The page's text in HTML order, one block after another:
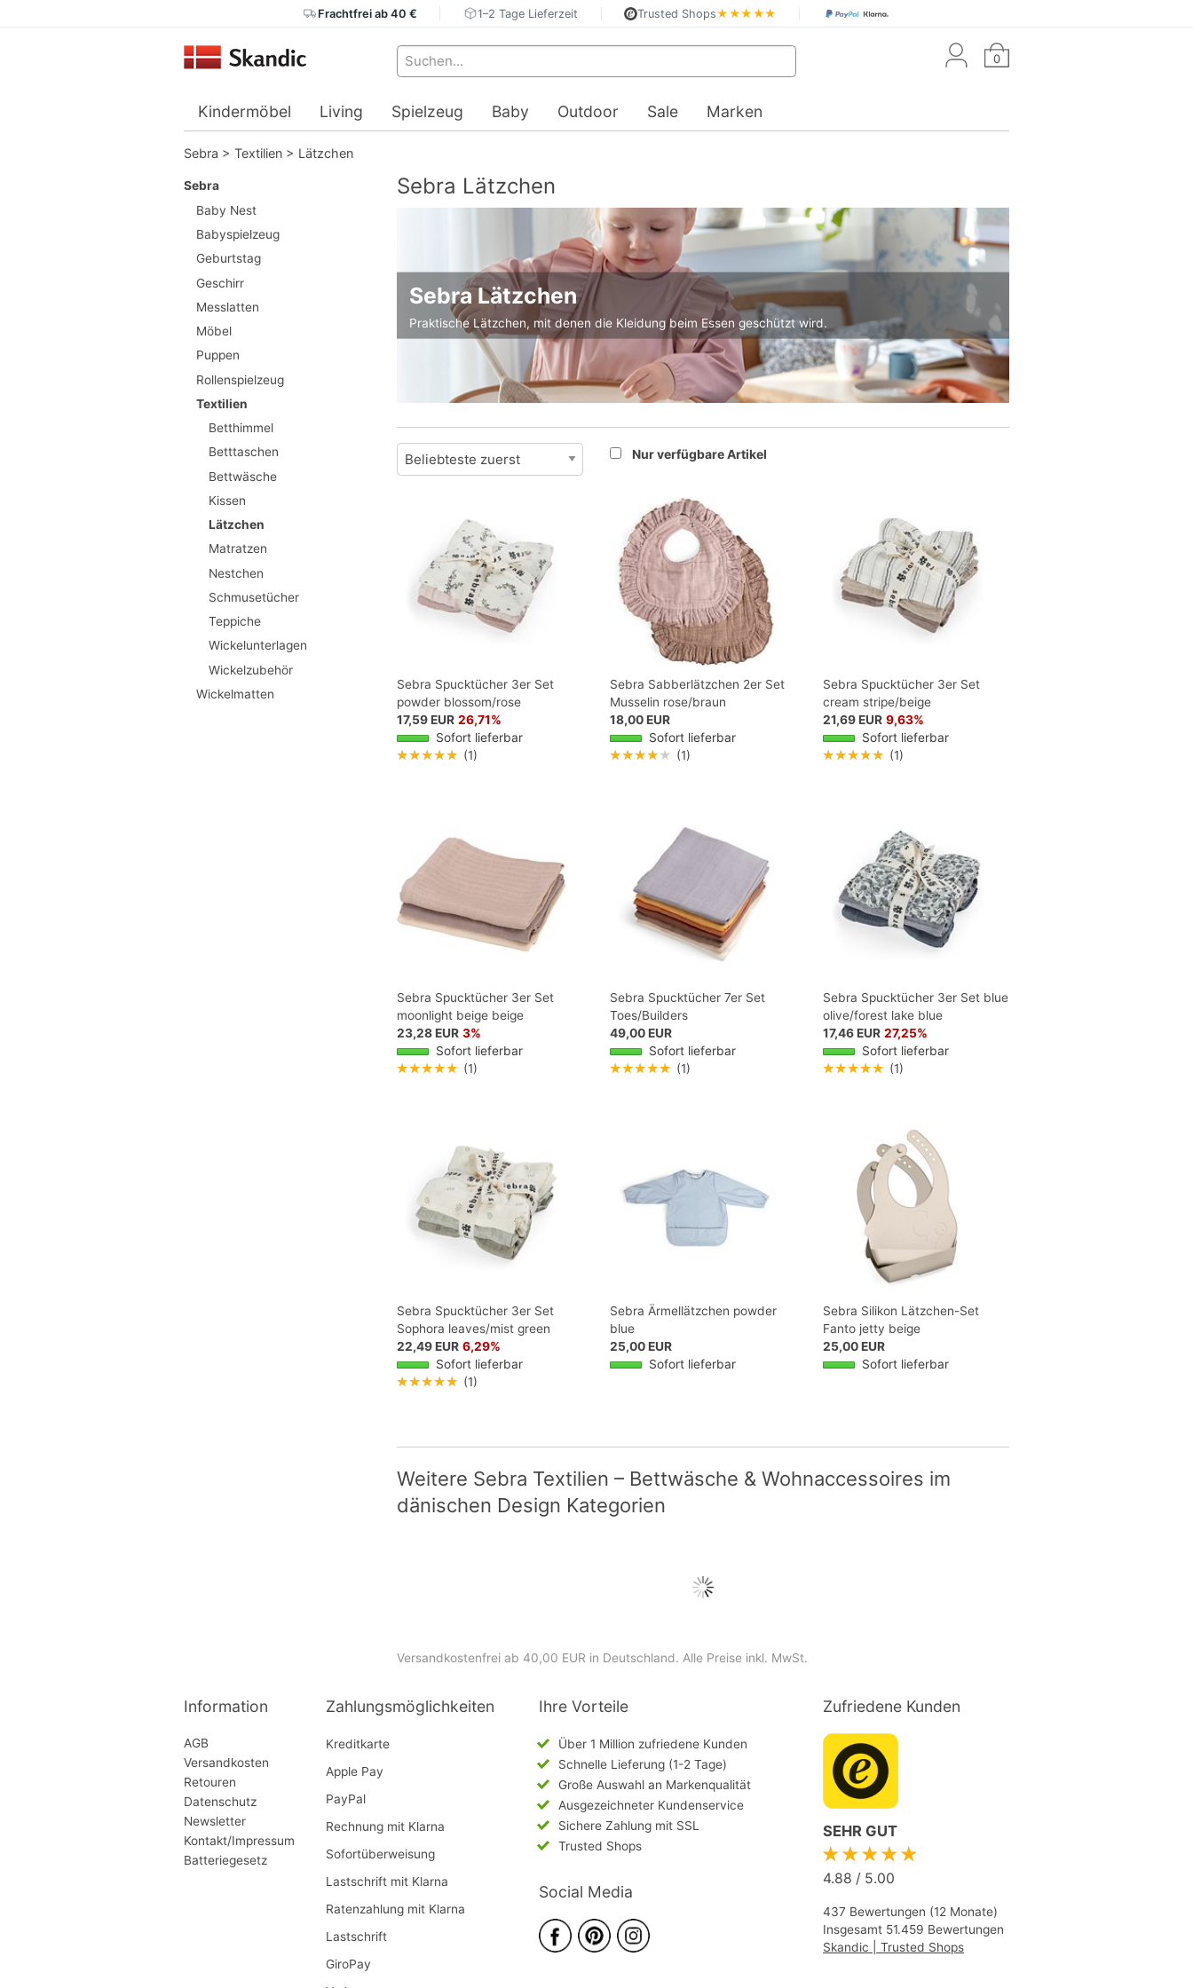
Frachtfrei ab 40 € 1–2 Tage Lieferzeit Trusted Shops★★★★★
0
Kindermöbel Living Spielzeug Baby Outdoor Sale Marken
Sebra > Textilien > Lätzchen
Sebra
Baby Nest
Babyspielzeug
Geburtstag
Geschirr
Messlatten
Möbel
Puppen
Rollenspielzeug
Textilien
Betthimmel
Betttaschen
Bettwäsche
Kissen
Lätzchen
Matratzen
Nestchen
Schmusetücher
Teppiche
Wickelunterlagen
Wickelzubehör
Wickelmatten
Sebra Lätzchen
Sebra Lätzchen
Praktische Lätzchen, mit denen die Kleidung beim Essen geschützt wird.
Nur verfügbare Artikel
Sebra Spucktücher 3er Set
powder blossom/rose
17,59 EUR 26,71%
Sofort lieferbar
★★★★★ (1)
Sebra Sabberlätzchen 2er Set
Musselin rose/braun
18,00 EUR
Sofort lieferbar
★★★★★ (1)
Sebra Spucktücher 3er Set
cream stripe/beige
21,69 EUR 9,63%
Sofort lieferbar
★★★★★ (1)
Sebra Spucktücher 3er Set
moonlight beige beige
23,28 EUR 3%
Sofort lieferbar
★★★★★ (1)
Sebra Spucktücher 7er Set
Toes/Builders
49,00 EUR
Sofort lieferbar
★★★★★ (1)
Sebra Spucktücher 3er Set blue
olive/forest lake blue
17,46 EUR 27,25%
Sofort lieferbar
★★★★★ (1)
Sebra Spucktücher 3er Set
Sophora leaves/mist green
22,49 EUR 6,29%
Sofort lieferbar
★★★★★ (1)
Sebra Ärmellätzchen powder
blue
25,00 EUR
Sofort lieferbar
Sebra Silikon Lätzchen-Set
Fanto jetty beige
25,00 EUR
Sofort lieferbar
Weitere Sebra Textilien – Bettwäsche & Wohnaccessoires im
dänischen Design Kategorien
Versandkostenfrei ab 40,00 EUR in Deutschland. Alle Preise inkl. MwSt.
Information
AGB
Versandkosten
Retouren
Datenschutz
Newsletter
Kontakt/Impressum
Batteriegesetz
Zahlungsmöglichkeiten
Kreditkarte
Apple Pay
PayPal
Rechnung mit Klarna
Sofortüberweisung
Lastschrift mit Klarna
Ratenzahlung mit Klarna
Lastschrift
GiroPay
Ihre Vorteile
Über 1 Million zufriedene Kunden
Schnelle Lieferung (1-2 Tage)
Große Auswahl an Markenqualität
Ausgezeichneter Kundenservice
Sichere Zahlung mit SSL
Trusted Shops
Social Media
Zufriedene Kunden
SEHR GUT
★★★★★
4.88 / 5.00
437 Bewertungen (12 Monate)
Insgesamt 51.459 Bewertungen
Skandic | Trusted Shops